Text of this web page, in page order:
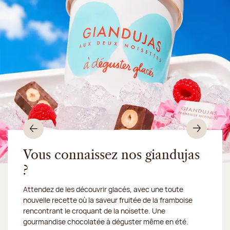
Vous connaissez nos giandujas
?
Attendez de les découvrir glacés, avec une toute
nouvelle recette où la saveur fruitée de la framboise
rencontrant le croquant de la noisette. Une
gourmandise chocolatée à déguster même en été.
Du 10 au 16 août 2026, notre atelier sera fermé :
Une envie gourmande ?
Découvrir le produit
Découvrez notre collection de crèmes glacées et
nous expédions vos
gourmandises en Chronofresh
Je découvre la collection
Précédent